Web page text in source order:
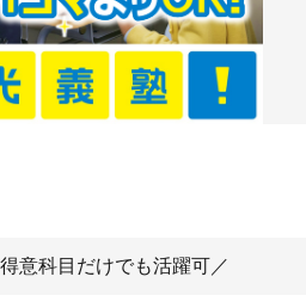
意科目だけでも活躍可／